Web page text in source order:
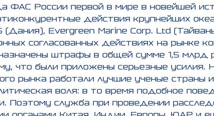
ФАС России первой в мире в новейшей
действия крупнейших
(Дания), Evergreen Marine Corp. Ltd
согласованных действиях на рынке
штрафы в общей сумме 1,5 млрд
что были приложены серьезные усилия.
рынка работали лучшие ученые
воля: в то время подобное
Поэтому служба при проведении